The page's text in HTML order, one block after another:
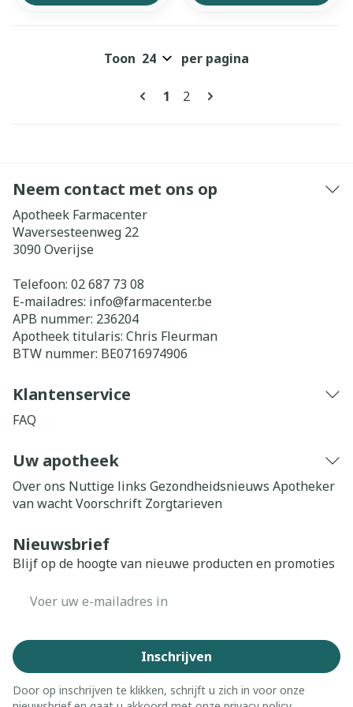
Pagina's
U lees momenteel pagina
1 Pagina
2
Toon per pagina
Neem contact met ons op
Apotheek Farmacenter
Waversesteenweg 22
3090 Overijse
Telefoon: 02 687 73 08
E-mailadres: info@farmacenter.be
APB nummer: 236204
Apotheek titularis: Chris Fleurman
BTW nummer: BE0716974906
Klantenservice
FAQ
Uw apotheek
Over ons Nuttige links Gezondheidsnieuws Apotheker
van wachtVoorschrift Zorgtarieven
Nieuwsbrief
Blijf op de hoogte van nieuwe producten en promoties
Inschrijven
Door op inschrijven te klikken, schrijft u zich in voor onze